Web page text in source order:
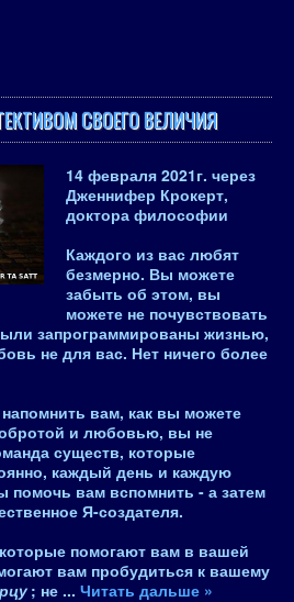
СВОЕГО ВЕЛИЧИЯ
14 февраля 2021г. через
Дженнифер Крокерт,
доктора философии
Каждого из вас любят
безмерно. Вы можете
забыть об этом, вы
можете не почувствовать
запрограммированы жизнью,
не для вас. Нет ничего более
вам, как вы можете
и любовью, вы не
существ, которые
каждый день и каждую
помочь вам вспомнить - а затем
Я-создателя.
помогают вам в вашей
вам пробудиться к вашему
; не ... Читать дальше »